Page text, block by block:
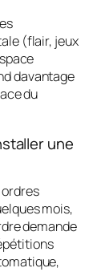
(flair, jeux
davantage
du
une
mois,
demande